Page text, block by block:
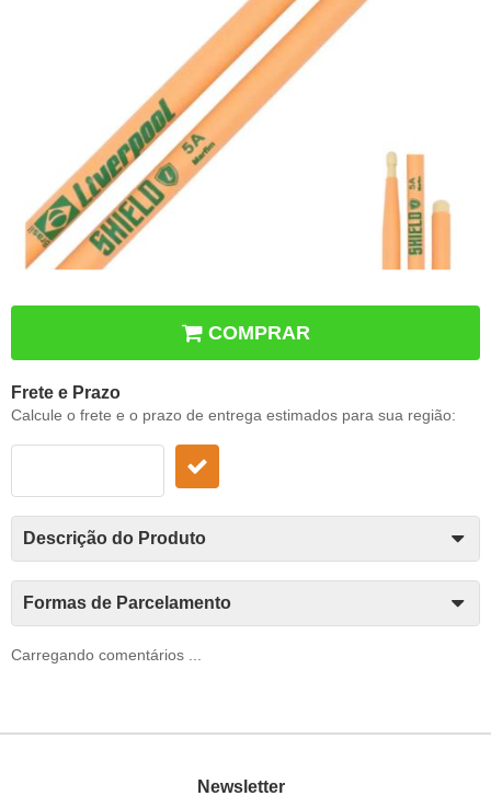
COMPRAR
Frete e Prazo
Calcule o frete e o prazo de entrega estimados para sua região:
Descrição do Produto
Formas de Parcelamento
Carregando comentários ...
Newsletter